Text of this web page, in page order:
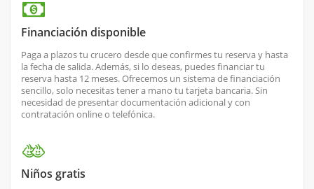
Financiación disponible
Paga a plazos tu crucero desde que confirmes tu reserva y hasta
la fecha de salida. Además, si lo deseas, puedes financiar tu
reserva hasta 12 meses. Ofrecemos un sistema de financiación
sencillo, solo necesitas tener a mano tu tarjeta bancaria. Sin
necesidad de presentar documentación adicional y con
contratación online o telefónica.
Niños gratis